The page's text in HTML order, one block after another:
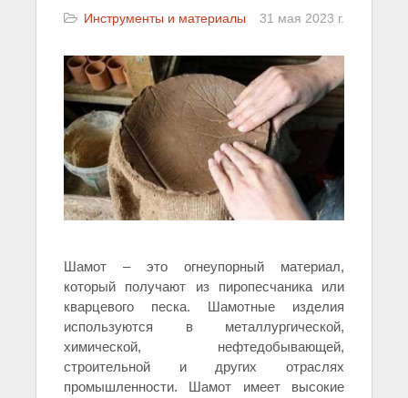
Инструменты и материалы 31 мая 2023 г.
Шамот – это огнеупорный материал,
который получают из пиропесчаника или
кварцевого песка. Шамотные изделия
используются в металлургической,
химической, нефтедобывающей,
строительной и других отраслях
промышленности. Шамот имеет высокие